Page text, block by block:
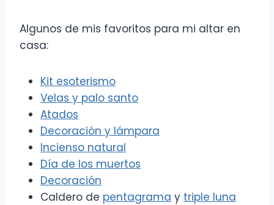
Algunos de mis favoritos para mi altar en
casa:
Kit esoterismo
Velas y palo santo
Atados
Decoración y lámpara
Incienso natural
Día de los muertos
Decoración
Caldero de pentagrama y triple luna